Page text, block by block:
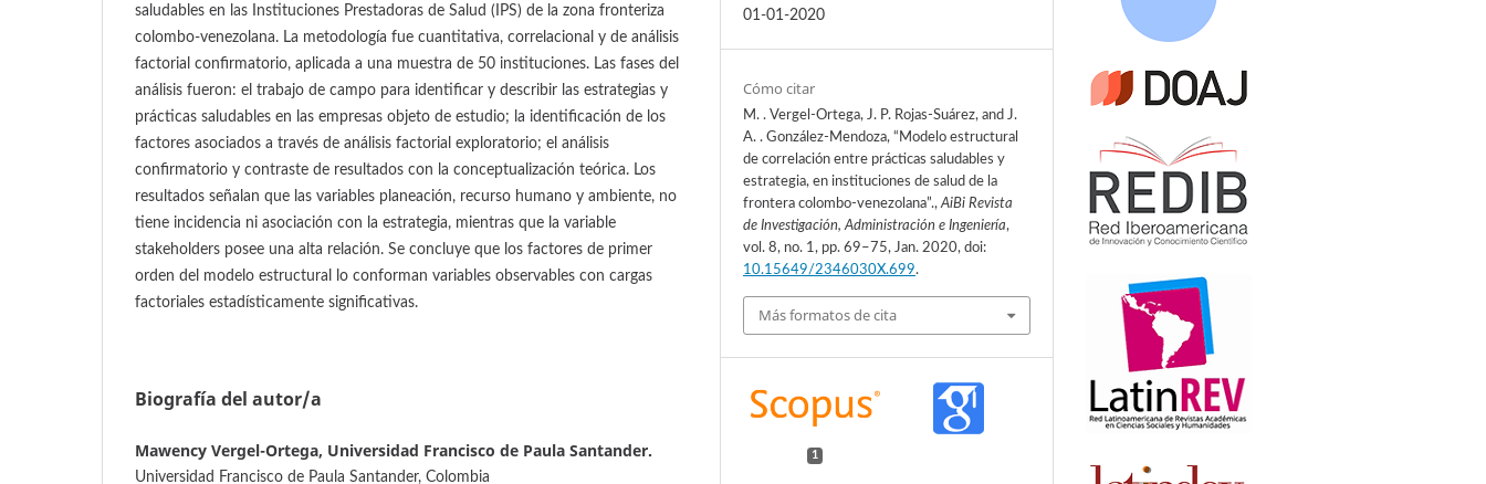
saludables en las Instituciones Prestadoras de Salud (IPS) de la zona fronteriza
colombo-venezolana. La metodología fue cuantitativa, correlacional y de análisis
factorial confirmatorio, aplicada a una muestra de 50 instituciones. Las fases del
análisis fueron: el trabajo de campo para identificar y describir las estrategias y
prácticas saludables en las empresas objeto de estudio; la identificación de los
factores asociados a través de análisis factorial exploratorio; el análisis
confirmatorio y contraste de resultados con la conceptualización teórica. Los
resultados señalan que las variables planeación, recurso humano y ambiente, no
tiene incidencia ni asociación con la estrategia, mientras que la variable
stakeholders posee una alta relación. Se concluye que los factores de primer
orden del modelo estructural lo conforman variables observables con cargas
factoriales estadísticamente significativas.
Biografía del autor/a
Mawency Vergel-Ortega, Universidad Francisco de Paula Santander.
Universidad Francisco de Paula Santander, Colombia
01-01-2020
Cómo citar
M. . Vergel-Ortega, J. P. Rojas-Suárez, and J.
A. . González-Mendoza, “Modelo estructural
de correlación entre prácticas saludables y
estrategia, en instituciones de salud de la
frontera colombo-venezolana”.,AiBi Revista
de Investigación, Administración e Ingeniería,
vol. 8, no. 1, pp. 69–75, Jan. 2020, doi:
10.15649/2346030X.699.
Más formatos de cita
1